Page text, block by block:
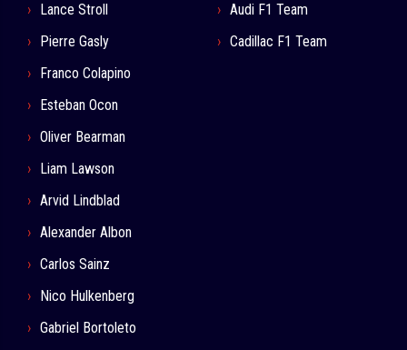
Lance Stroll
Pierre Gasly
Franco Colapino
Esteban Ocon
Oliver Bearman
Liam Lawson
Arvid Lindblad
Alexander Albon
Carlos Sainz
Nico Hulkenberg
Gabriel Bortoleto
Audi F1 Team
Cadillac F1 Team